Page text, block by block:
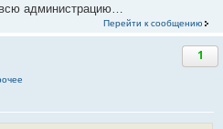
администрацию…
Перейти к сообщению
1